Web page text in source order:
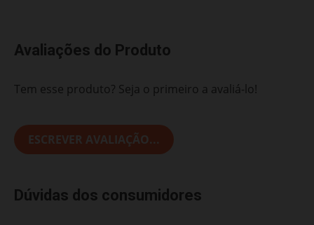
Avaliações do Produto
Tem esse produto? Seja o primeiro a avaliá-lo!
ESCREVER AVALIAÇÃO...
Dúvidas dos consumidores